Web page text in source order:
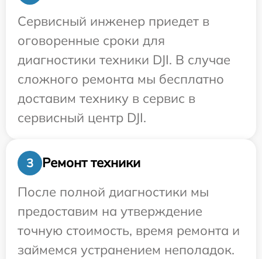
Сервисный инженер приедет в
оговоренные сроки для
диагностики техники DJI. В случае
сложного ремонта мы бесплатно
доставим технику в сервис в
сервисный центр DJI.
3
Ремонт техники
После полной диагностики мы
предоставим на утверждение
точную стоимость, время ремонта и
займемся устранением неполадок.